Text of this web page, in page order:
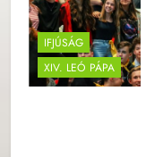
IFJÚSÁG
XIV. LEÓ PÁPA